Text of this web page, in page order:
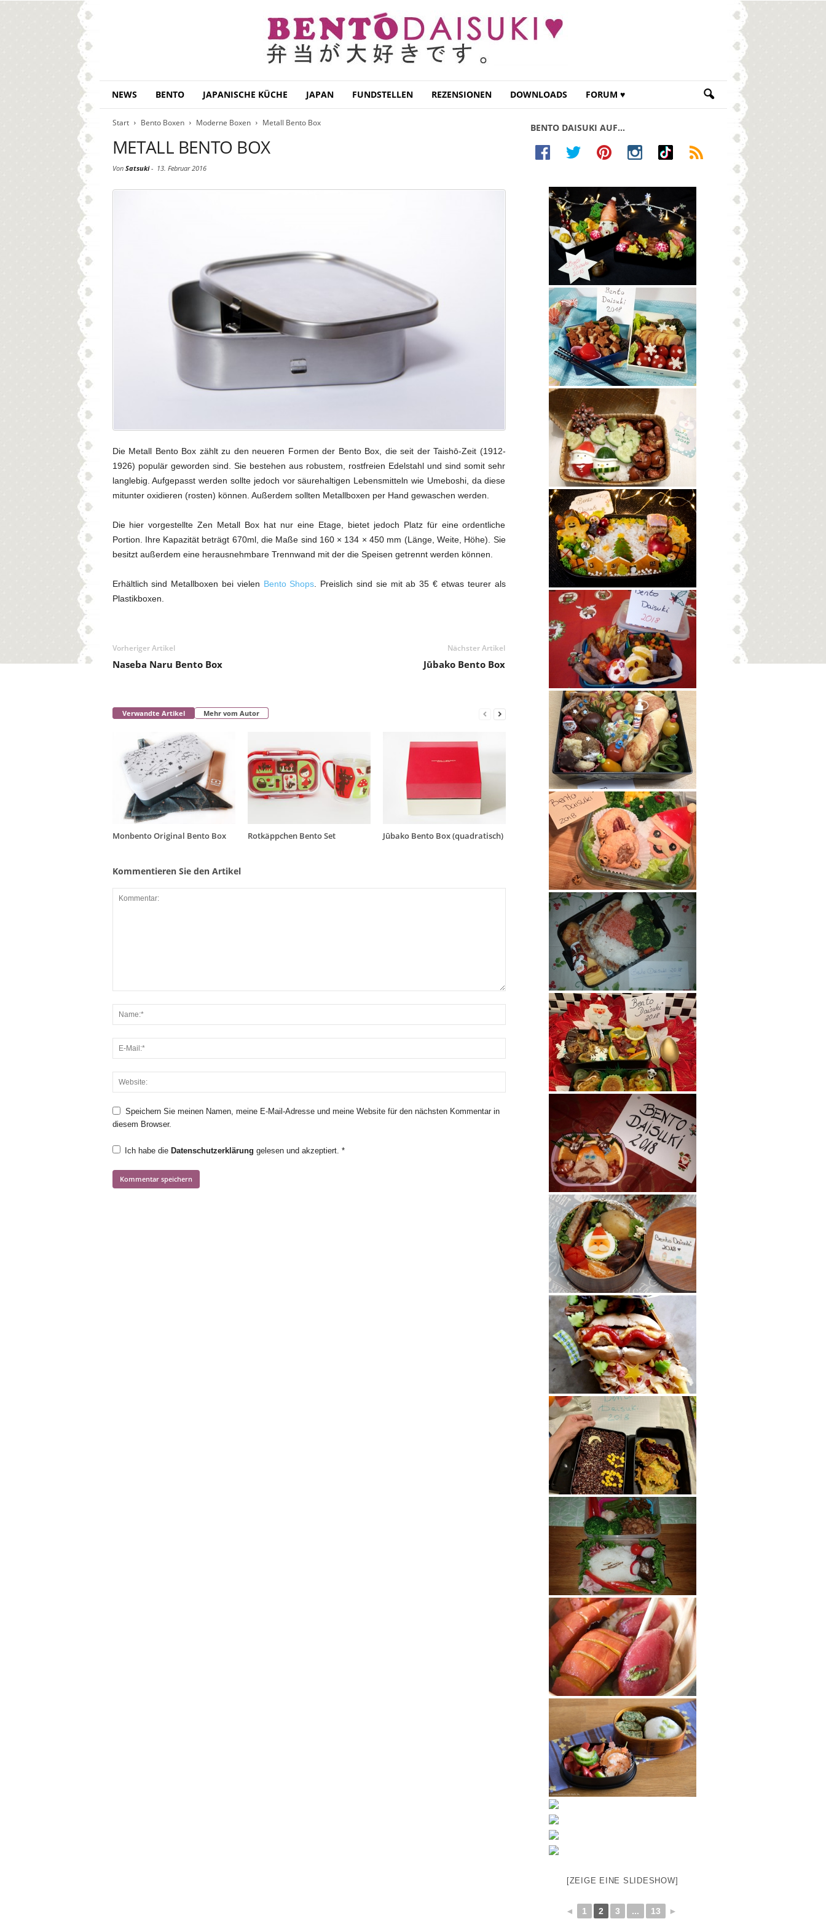
NEWS BENTO JAPANISCHE KÜCHE JAPAN FUNDSTELLEN REZENSIONEN DOWNLOADS FORUM ♥
Start Bento Boxen Moderne Boxen Metall Bento Box
METALL BENTO BOX
Von Satsuki- 13. Februar 2016
Die Metall Bento Box zählt zu den neueren Formen der Bento Box, die seit der Taishō-Zeit (1912-
1926) populär geworden sind. Sie bestehen aus robustem, rostfreien Edelstahl und sind somit sehr
langlebig. Aufgepasst werden sollte jedoch vor säurehaltigen Lebensmitteln wie Umeboshi, da diese
mitunter oxidieren (rosten) können. Außerdem sollten Metallboxen per Hand gewaschen werden.
Die hier vorgestellte Zen Metall Box hat nur eine Etage, bietet jedoch Platz für eine ordentliche
Portion. Ihre Kapazität beträgt 670ml, die Maße sind 160 × 134 × 450 mm (Länge, Weite, Höhe). Sie
besitzt außerdem eine herausnehmbare Trennwand mit der die Speisen getrennt werden können.
Erhältlich sind Metallboxen bei vielen Bento Shops . Preislich sind sie mit ab 35 € etwas teurer als
Plastikboxen.
Vorheriger Artikel
Naseba Naru Bento Box
Nächster Artikel
Jūbako Bento Box
Verwandte Artikel Mehr vom Autor
Monbento Original Bento Box Rotkäppchen Bento Set Jūbako Bento Box (quadratisch)
Kommentieren Sie den Artikel
Speichern Sie meinen Namen, meine E-Mail-Adresse und meine Website für den nächsten Kommentar in
diesem Browser.
Ich habe die Datenschutzerklärung gelesen und akzeptiert. *
BENTO DAISUKI AUF…
[ZEIGE EINE SLIDESHOW]
◄ 1 2 3 ... 13 ►